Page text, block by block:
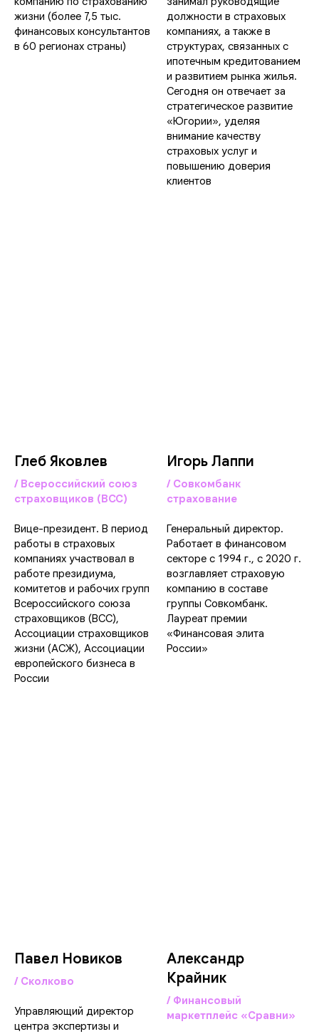
жизни (более 7,5 тыс.
финансовых консультантов
в 60 регионах страны)
должности в страховых
компаниях, а также в
структурах, связанных с
ипотечным кредитованием
и развитием рынка жилья.
Сегодня он отвечает за
стратегическое развитие
«Югории», уделяя
внимание качеству
страховых услуг и
повышению доверия
клиентов
Глеб Яковлев
/ Всероссийский союз
страховщиков (ВСС)
Вице-президент. В период
работы в страховых
компаниях участвовал в
работе президиума,
комитетов и рабочих групп
Всероссийского союза
страховщиков (ВСС),
Ассоциации страховщиков
жизни (АСЖ), Ассоциации
европейского бизнеса в
России
Игорь Лаппи
/ Совкомбанк
страхование
Генеральный директор.
Работает в финансовом
секторе с 1994 г., с 2020 г.
возглавляет страховую
компанию в составе
группы Совкомбанк.
Лауреат премии
«Финансовая элита
России»
Павел Новиков
/ Сколково
Управляющий директор
центра экспертизы и
Александр
Крайник
/ Финансовый
маркетплейс «Сравни»
Стать спикером